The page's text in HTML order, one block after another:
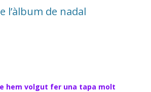
l’àlbum de nadal
hem volgut fer una tapa molt